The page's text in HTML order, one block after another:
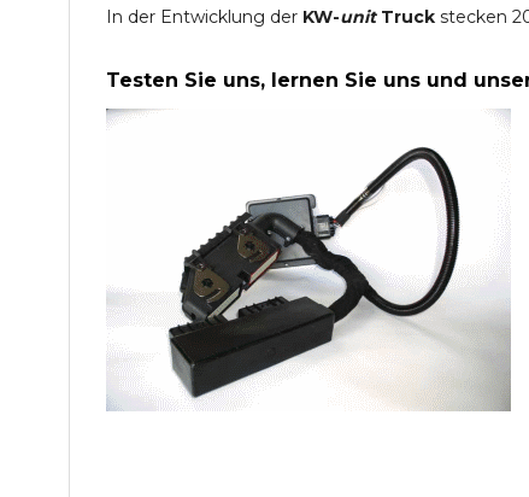
In der Entwicklung der KW-unitTruck stecken
Testen Sie uns, lernen Sie uns und